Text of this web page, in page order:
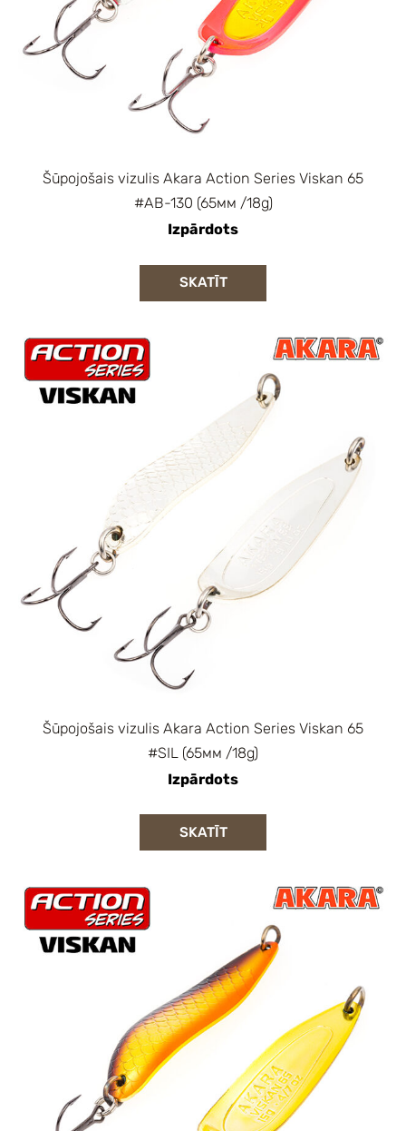
Šūpojošais vizulis Akara Action Series Viskan 65
#AB-130 (65мм /18g)
Izpārdots
SKATĪT
Šūpojošais vizulis Akara Action Series Viskan 65
#SIL (65мм /18g)
Izpārdots
SKATĪT